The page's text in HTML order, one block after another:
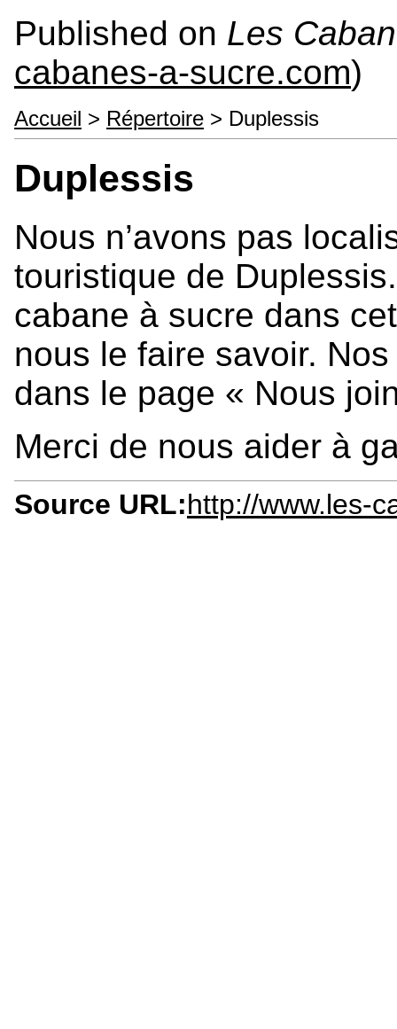
Published on Les
cabanes-a-sucre.com)
Accueil > Répertoire > Duplessis
Duplessis
Nous n’avons pas
touristique de
cabane à sucre dans
nous le faire savoir.
dans le page « Nous
Merci de nous aider à
Source URL:http://www.les-